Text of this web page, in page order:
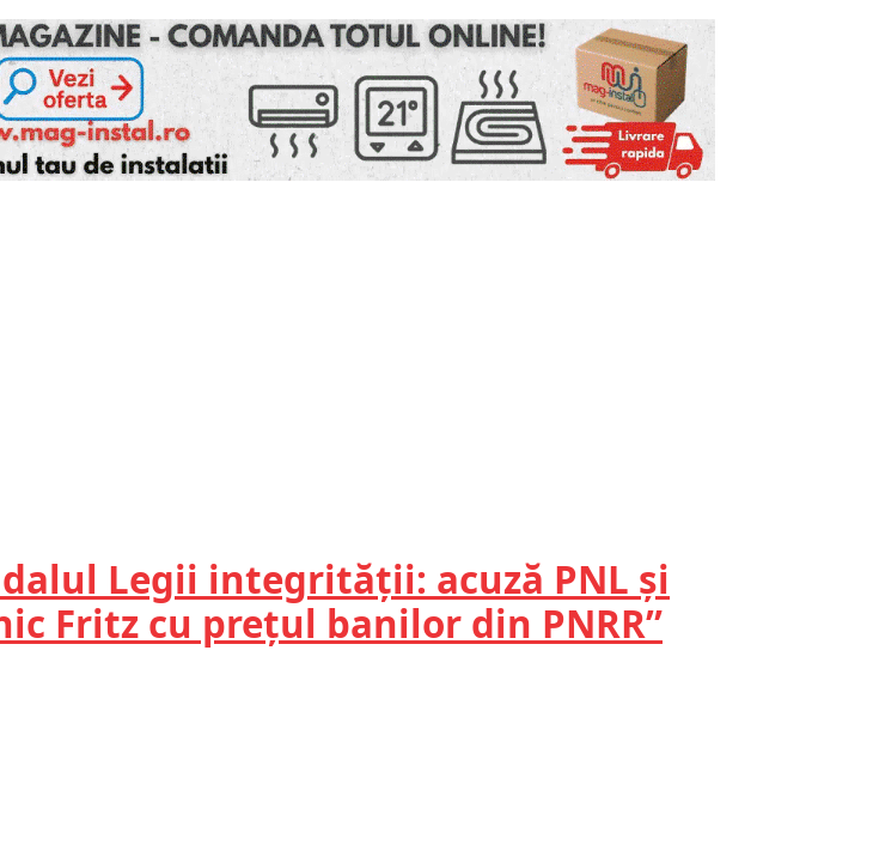
Legii integrității: acuză PNL și
Fritz cu prețul banilor din PNRR”